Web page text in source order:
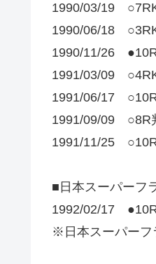
1990/03/19
1990/06/18
1990/11/26
1991/03/09
1991/06/17
1991/09/09 ○8R
1991/11/25
■日本スーパーフ
1992/02/17
※日本スーパーフ